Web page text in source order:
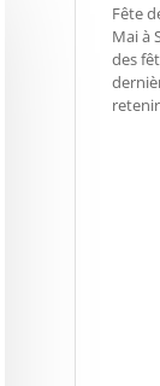
Fête
Mai à
des
retenir